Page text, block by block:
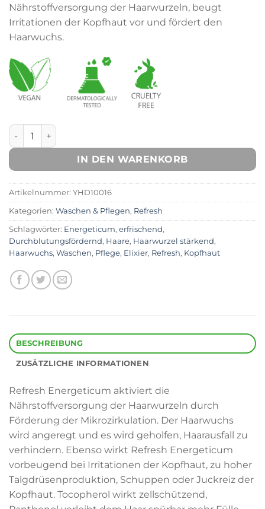
Nährstoffversorgung der Haarwurzeln, beugt
Irritationen der Kopfhaut vor und fördert den
Haarwuchs.
Refresh Energeticum Menge
IN DEN WARENKORB
Artikelnummer: YHD10016
Kategorien: Waschen & Pflegen, Refresh
Schlagwörter: Energeticum, erfrischend,
Durchblutungsfördernd, Haare, Haarwurzel stärkend,
Haarwuchs, Waschen, Pflege, Elixier, Refresh, Kopfhaut
BESCHREIBUNG
ZUSÄTZLICHE INFORMATIONEN
Refresh Energeticum aktiviert die
Nährstoffversorgung der Haarwurzeln durch
Förderung der Mikrozirkulation. Der Haarwuchs
wird angeregt und es wird geholfen, Haarausfall zu
verhindern. Ebenso wirkt Refresh Energeticum
vorbeugend bei Irritationen der Kopfhaut, zu hoher
Talgdrüsenproduktion, Schuppen oder Juckreiz der
Kopfhaut. Tocopherol wirkt zellschützend,